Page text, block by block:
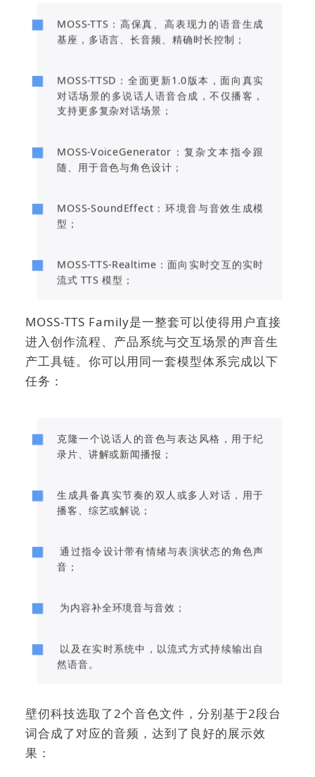
MOSS-TTS：高保真、高表现力的语音生成
基座，多语言、长音频、精确时长控制；
MOSS-TTSD：全面更新1.0版本，面向真实
对话场景的多说话人语音合成，不仅播客，
支持更多复杂对话场景；
MOSS-VoiceGenerator：复杂文本指令跟
随、用于音色与角色设计；
MOSS-SoundEffect：环境音与音效生成模
型；
MOSS-TTS-Realtime：面向实时交互的实时
流式 TTS 模型；
MOSS-TTS Family是一整套可以使得用户直接
进入创作流程、产品系统与交互场景的声音生
产工具链。 你可以用同一套模型体系完成以下
任务：
克隆一个说话人的音色与表达风格，用于纪
录片、讲解或新闻播报；
生成具备真实节奏的双人或多人对话，用于
播客、综艺或解说；
通过指令设计带有情绪与表演状态的角色声
音；
为内容补全环境音与音效；
以及在实时系统中，以流式方式持续输出自
然语音。
壁仞科技选取了2个音色文件，分别基于2段台
词合成了对应的音频，达到了良好的展示效
果：